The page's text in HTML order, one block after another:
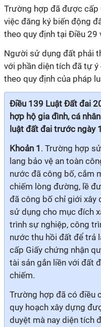
Trường hợp đã được cấp
việc đăng ký biến động
theo quy định tại Điều 29
Người sử dụng đất phải
với phần diện tích đã tự
theo quy định của pháp
Điều 139 Luật Đất đai
hợp hộ gia đình, cá
luật đất đai trước ngày
Khoản 1 . Trường hợp
lang bảo vệ an toàn
nước đã công bố, cắm
chiếm lòng đường, lề
đã công bố chỉ giới xây
sử dụng cho mục đích
trình sự nghiệp, công
nước thu hồi đất để trả
cấp Giấy chứng nhận
tài sản gắn liền với đất
chiếm.
Trường hợp đã có điều
quy hoạch xây dựng
duyệt mà nay diện tích